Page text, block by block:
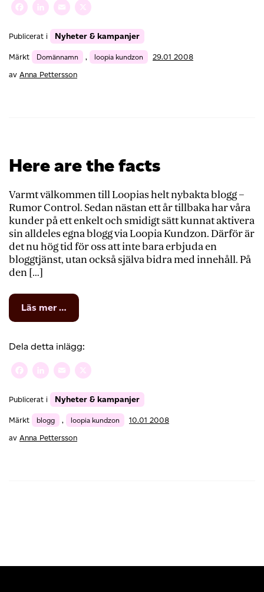
Facebook
LinkedIn
Email
Publicerat i Nyheter & kampanjer
Märkt Domännamn , loopia kundzon
29.01 2008
av Anna Pettersson
Here are the facts
Varmt välkommen till Loopias helt nybakta blogg –
Rumor Control. Sedan nästan ett år tillbaka har våra
kunder på ett enkelt och smidigt sätt kunnat aktivera
sin alldeles egna blogg via Loopia Kundzon. Därför är
det nu hög tid för oss att inte bara erbjuda en
bloggtjänst, utan också själva bidra med innehåll. På
den […]
Läs mer …
Here
the
facts
Dela detta inlägg:
Facebook
LinkedIn
Email
Publicerat i Nyheter & kampanjer
Märkt blogg , loopia kundzon
10.01 2008
av Anna Pettersson